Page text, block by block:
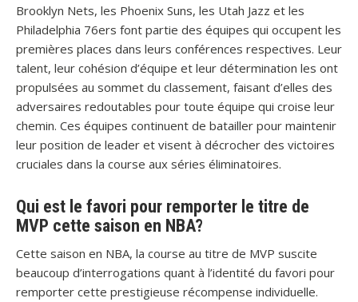
Brooklyn Nets, les Phoenix Suns, les Utah Jazz et les
Philadelphia 76ers font partie des équipes qui occupent les
premières places dans leurs conférences respectives. Leur
talent, leur cohésion d’équipe et leur détermination les ont
propulsées au sommet du classement, faisant d’elles des
adversaires redoutables pour toute équipe qui croise leur
chemin. Ces équipes continuent de batailler pour maintenir
leur position de leader et visent à décrocher des victoires
cruciales dans la course aux séries éliminatoires.
Qui est le favori pour remporter le titre de
MVP cette saison en NBA?
Cette saison en NBA, la course au titre de MVP suscite
beaucoup d’interrogations quant à l’identité du favori pour
remporter cette prestigieuse récompense individuelle.